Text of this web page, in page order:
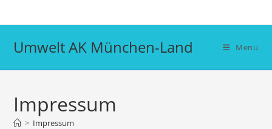
Inhalt
Umwelt AK München-Land Menü
Impressum
> Impressum